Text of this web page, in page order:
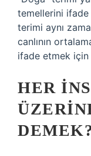
temellerini ifade
terimi aynı
canlının
ifade etmek için
HER